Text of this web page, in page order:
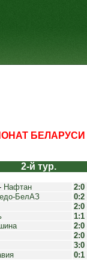
БЕЛАРУСИ
2-й тур.
Нафтан 2:0
БелАЗ 0:2
2:0
1:1
2:0
2:0
3:0
0:1